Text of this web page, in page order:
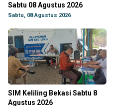
Sabtu 08 Agustus 2026
Sabtu, 08 Agustus 2026
SIM Keliling Bekasi Sabtu 8
Agustus 2026